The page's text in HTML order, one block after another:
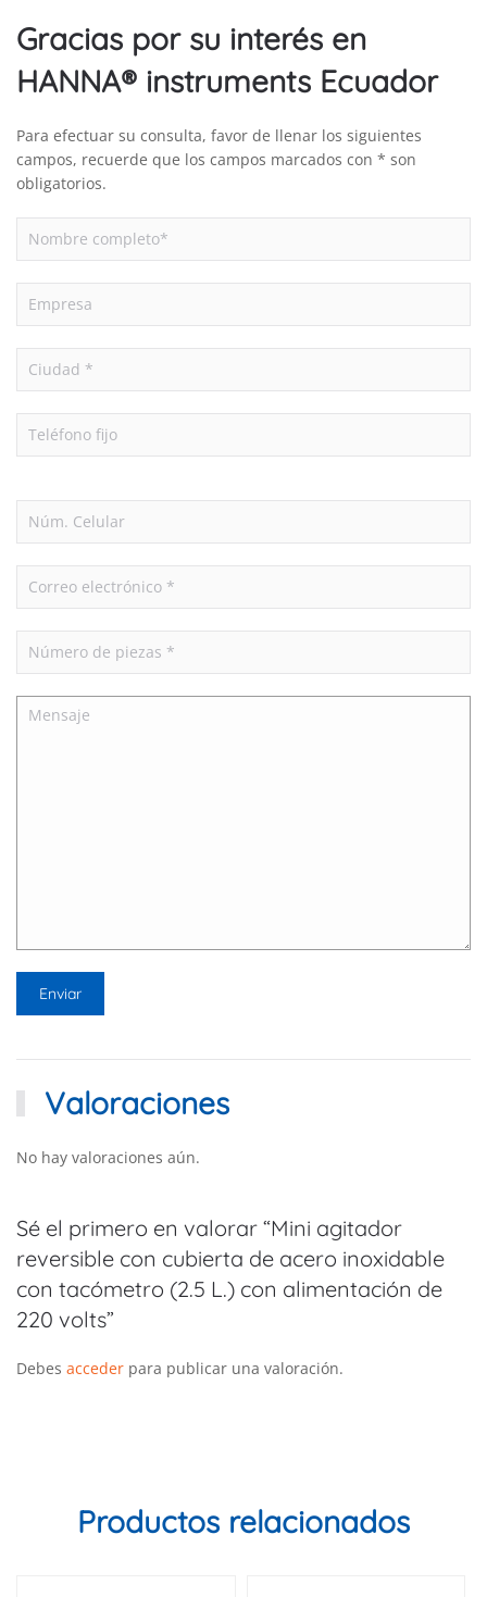
Gracias por su interés en
HANNA® instruments Ecuador
Para efectuar su consulta, favor de llenar los siguientes
campos, recuerde que los campos marcados con * son
obligatorios.
Valoraciones
No hay valoraciones aún.
Sé el primero en valorar “Mini agitador
reversible con cubierta de acero inoxidable
con tacómetro (2.5 L.) con alimentación de
220 volts”
Debes acceder para publicar una valoración.
Productos relacionados